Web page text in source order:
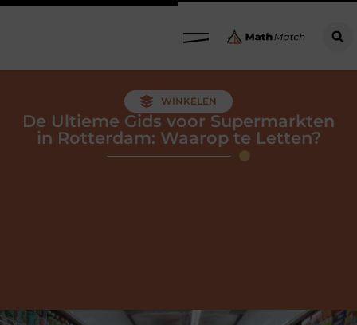
WINKELEN
De Ultieme Gids voor Supermarkten
in Rotterdam: Waarop te Letten?